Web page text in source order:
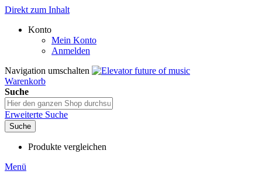
Direkt zum Inhalt
Konto
Mein Konto
Anmelden
Navigation umschalten
Warenkorb
Suche
Erweiterte Suche
Suche
Produkte vergleichen
Menü